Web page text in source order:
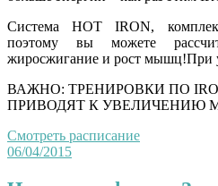
Система HOT IRON,
поэтому вы можете
жиросжигание и рост мышц!При
ВАЖНО: ТРЕНИРОВКИ ПО
ПРИВОДЯТ К
Смотреть расписание
06/04/2015